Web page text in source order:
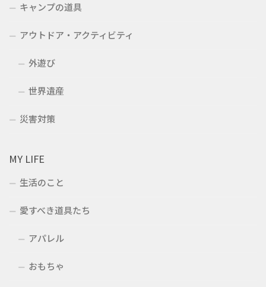
キャンプの道具
アウトドア・アクティビティ
外遊び
世界遺産
災害対策
MY LIFE
生活のこと
愛すべき道具たち
アパレル
おもちゃ